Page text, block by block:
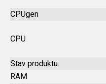
CPUgen
CPU
Stav produktu
RAM